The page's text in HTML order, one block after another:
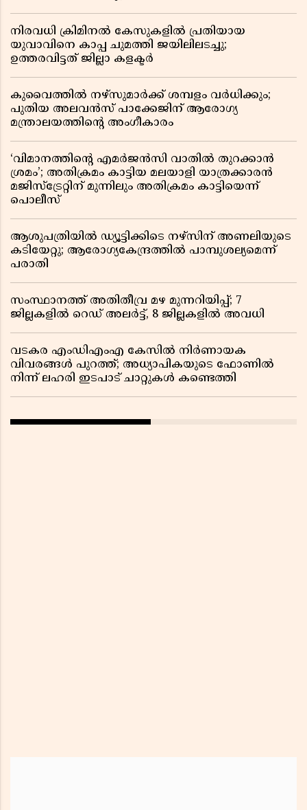
നിരവധി ക്രിമിനൽ കേസുകളിൽ പ്രതിയായ
യുവാവിനെ കാപ്പ ചുമത്തി ജയിലിലടച്ചു;
ഉത്തരവിട്ടത് ജില്ലാ കളക്ടർ
കുവൈത്തിൽ നഴ്‌സുമാർക്ക് ശമ്പളം വർധിക്കും;
പുതിയ അലവൻസ് പാക്കേജിന് ആരോഗ്യ
മന്ത്രാലയത്തിൻ്റെ അംഗീകാരം
‘വിമാനത്തിൻ്റെ എമർജൻസി വാതിൽ തുറക്കാൻ
ശ്രമം’; അതിക്രമം കാട്ടിയ മലയാളി യാത്രക്കാരൻ
മജിസ്ട്രേറ്റിന് മുന്നിലും അതിക്രമം കാട്ടിയെന്ന്
പൊലീസ്
ആശുപത്രിയിൽ ഡ്യൂട്ടിക്കിടെ നഴ്സിന് അണലിയുടെ
കടിയേറ്റു; ആരോഗ്യകേന്ദ്രത്തിൽ പാമ്പുശല്യമെന്ന്
പരാതി
സംസ്ഥാനത്ത് അതിതീവ്ര മഴ മുന്നറിയിപ്പ്; 7
ജില്ലകളിൽ റെഡ് അലർട്ട്, 8 ജില്ലകളിൽ അവധി
വടകര എംഡിഎംഎ കേസിൽ നിർണായക
വിവരങ്ങൾ പുറത്ത്; അധ്യാപികയുടെ ഫോണിൽ
നിന്ന് ലഹരി ഇടപാട് ചാറ്റുകൾ കണ്ടെത്തി